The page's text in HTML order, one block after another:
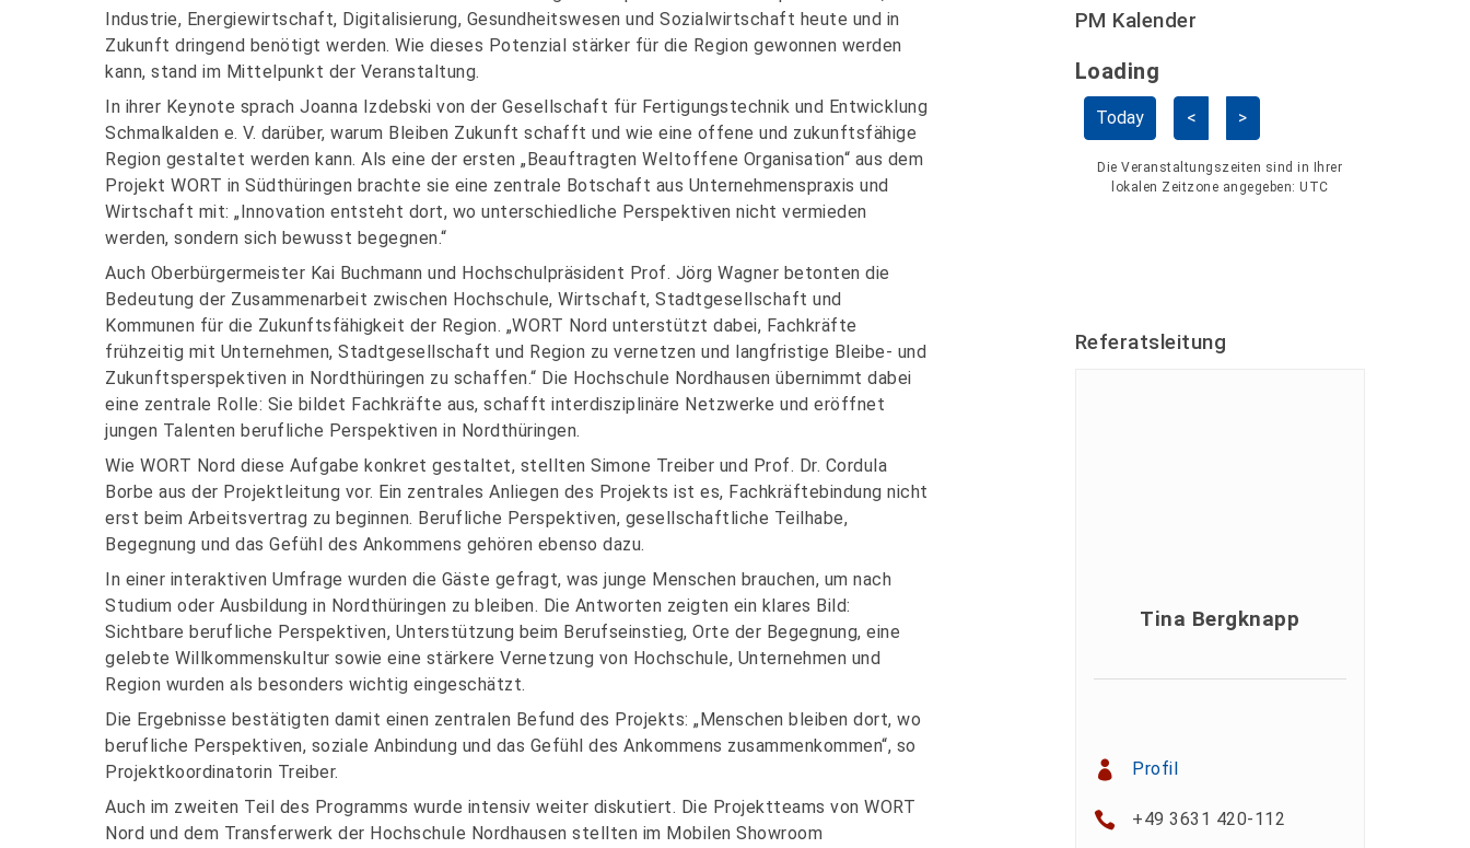
Industrie, Energiewirtschaft, Digitalisierung, Gesundheitswesen und Sozialwirtschaft heute und in
Zukunft dringend benötigt werden. Wie dieses Potenzial stärker für die Region gewonnen werden
kann, stand im Mittelpunkt der Veranstaltung.
In ihrer Keynote sprach Joanna Izdebski von der Gesellschaft für Fertigungstechnik und Entwicklung
Schmalkalden e. V. darüber, warum Bleiben Zukunft schafft und wie eine offene und zukunftsfähige
Region gestaltet werden kann. Als eine der ersten „Beauftragten Weltoffene Organisation“ aus dem
Projekt WORT in Südthüringen brachte sie eine zentrale Botschaft aus Unternehmenspraxis und
Wirtschaft mit: „Innovation entsteht dort, wo unterschiedliche Perspektiven nicht vermieden
werden, sondern sich bewusst begegnen.“
Auch Oberbürgermeister Kai Buchmann und Hochschulpräsident Prof. Jörg Wagner betonten die
Bedeutung der Zusammenarbeit zwischen Hochschule, Wirtschaft, Stadtgesellschaft und
Kommunen für die Zukunftsfähigkeit der Region. „WORT Nord unterstützt dabei, Fachkräfte
frühzeitig mit Unternehmen, Stadtgesellschaft und Region zu vernetzen und langfristige Bleibe- und
Zukunftsperspektiven in Nordthüringen zu schaffen.“ Die Hochschule Nordhausen übernimmt dabei
eine zentrale Rolle: Sie bildet Fachkräfte aus, schafft interdisziplinäre Netzwerke und eröffnet
jungen Talenten berufliche Perspektiven in Nordthüringen.
Wie WORT Nord diese Aufgabe konkret gestaltet, stellten Simone Treiber und Prof. Dr. Cordula
Borbe aus der Projektleitung vor. Ein zentrales Anliegen des Projekts ist es, Fachkräftebindung nicht
erst beim Arbeitsvertrag zu beginnen. Berufliche Perspektiven, gesellschaftliche Teilhabe,
Begegnung und das Gefühl des Ankommens gehören ebenso dazu.
In einer interaktiven Umfrage wurden die Gäste gefragt, was junge Menschen brauchen, um nach
Studium oder Ausbildung in Nordthüringen zu bleiben. Die Antworten zeigten ein klares Bild:
Sichtbare berufliche Perspektiven, Unterstützung beim Berufseinstieg, Orte der Begegnung, eine
gelebte Willkommenskultur sowie eine stärkere Vernetzung von Hochschule, Unternehmen und
Region wurden als besonders wichtig eingeschätzt.
Die Ergebnisse bestätigten damit einen zentralen Befund des Projekts: „Menschen bleiben dort, wo
berufliche Perspektiven, soziale Anbindung und das Gefühl des Ankommens zusammenkommen“, so
Projektkoordinatorin Treiber.
Auch im zweiten Teil des Programms wurde intensiv weiter diskutiert. Die Projektteams von WORT
Nord und dem Transferwerk der Hochschule Nordhausen stellten im Mobilen Showroom
PM Kalender
Kalender überspringen
Loading - current view is
Loading
Today < >
Die Veranstaltungszeiten sind in Ihrer
lokalen Zeitzone angegeben: UTC
Referatsleitung
Tina Bergknapp
Profil
+49 3631 420-112